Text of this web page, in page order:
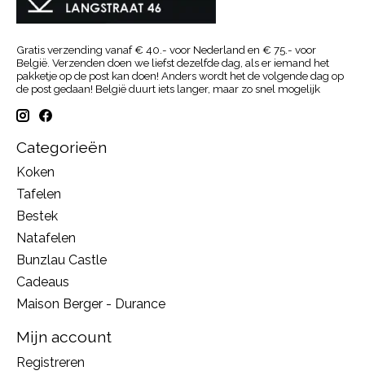
Gratis verzending vanaf € 40.- voor Nederland en € 75.- voor
België. Verzenden doen we liefst dezelfde dag, als er iemand het
pakketje op de post kan doen! Anders wordt het de volgende dag op
de post gedaan! België duurt iets langer, maar zo snel mogelijk
Categorieën
Koken
Tafelen
Bestek
Natafelen
Bunzlau Castle
Cadeaus
Maison Berger - Durance
Mijn account
Registreren